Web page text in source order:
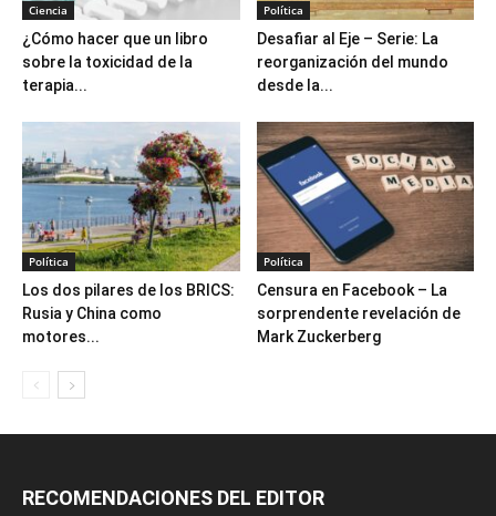
Ciencia
¿Cómo hacer que un libro
sobre la toxicidad de la
terapia...
Política
Desafiar al Eje – Serie: La
reorganización del mundo
desde la...
Política
Los dos pilares de los BRICS:
Rusia y China como
motores...
Política
Censura en Facebook – La
sorprendente revelación de
Mark Zuckerberg
RECOMENDACIONES DEL EDITOR